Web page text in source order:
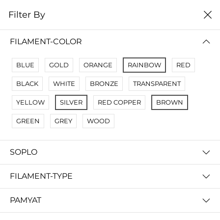
0
No Results
Not Found Filters1
Not Found Filters2
Filter By
FILAMENT-COLOR
BLUE GOLD ORANGE RAINBOW RED
BLACK WHITE BRONZE TRANSPARENT
YELLOW SILVER RED COPPER BROWN
GREEN GREY WOOD
SOPLO
FILAMENT-TYPE
PAMYAT